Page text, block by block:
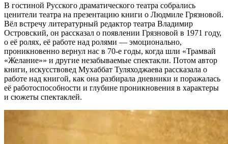
В гостиной Русского драматического театра собрались
ценители театра на презентацию книги о Людмиле Грязновой.
Вёл встречу литературный редактор театра Владимир
Островский, он рассказал о появлении Грязновой в 1971 году,
о её ролях, её работе над ролями — эмоционально,
проникновенно вернул нас в 70-е годы, когда шли «Трамвай
«Желание»» и другие незабываемые спектакли. Потом автор
книги, искусствовед Мухаббат Туляходжаева рассказала о
работе над книгой, как она разбирала дневники и поражалась
её работоспособности и глубине проникновения в характеры
и сюжеты спектаклей.